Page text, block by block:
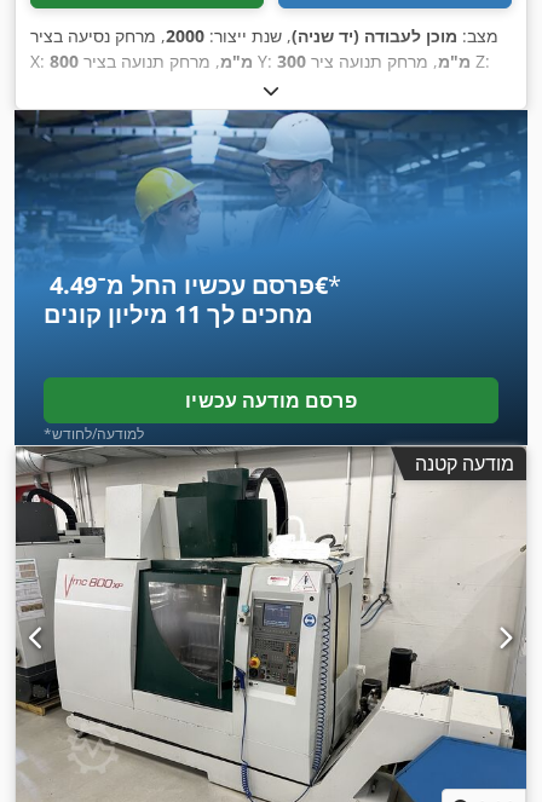
מצב: מוכן לעבודה (יד שניה), שנת ייצור: 2000, מרחק נסיעה בציר
X:
800 מ"מ , מרחק תנועה בציר Y: 300 מ"מ , מרחק תנועה ציר Z:
HEIDENHAIN
(מקסימלית):6,000 סל"ד , מספר חריצים במאגזין הכלים:30, מספר
צירים:5 ,
פרסם עכשיו החל מ־‏4.49 ‏€*
מחכים לך 11 מיליון קונים
פרסם מודעה עכשיו
*למודעה/לחודש
מודעה קטנה